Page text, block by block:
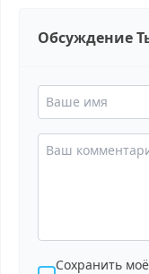
Обсуждение
Сохранить